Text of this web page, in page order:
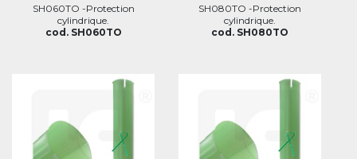
SH060TO -Protection
cylindrique.
cod. SH060TO
SH080TO -Protection
cylindrique.
cod. SH080TO